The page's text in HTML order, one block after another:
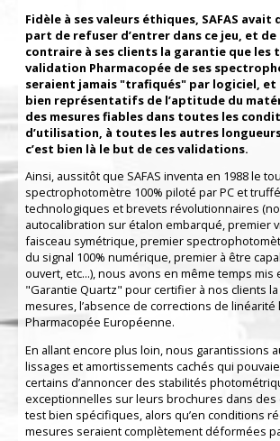
Fidèle à ses valeurs éthiques, SAFAS avait
part de refuser d’entrer dans ce jeu, et
contraire à ses clients la garantie que les
validation Pharmacopée de ses
seraient jamais "trafiqués" par logiciel, et
bien représentatifs de l’aptitude du
des mesures fiables dans toutes les
d’utilisation, à toutes les autres
c’est bien là le but de ces validations.
Ainsi, aussitôt que SAFAS inventa en 1988 le
spectrophotomètre 100% piloté par PC et
technologiques et brevets révolutionnaires
autocalibration sur étalon embarqué, premier
faisceau symétrique, premier
du signal 100% numérique, premier à être
ouvert, etc...), nous avons en même temps mis
"Garantie Quartz" pour certifier à nos clients
mesures, l’absence de corrections de
Pharmacopée Européenne.
En allant encore plus loin, nous garantissions
lissages et amortissements cachés qui
certains d’annoncer des stabilités
exceptionnelles sur leurs brochures dans des
test bien spécifiques, alors qu’en conditions
mesures seraient complètement déformées